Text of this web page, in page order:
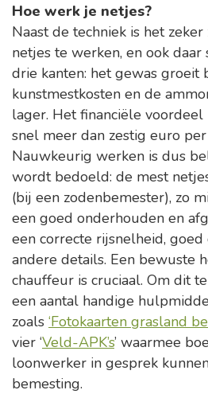
Hoe werk je netjes?
Naast de techniek is het
netjes te werken, en ook daar
drie kanten: het gewas groeit
kunstmestkosten en de
lager. Het financiële
snel meer dan zestig euro per
Nauwkeurig werken is dus
wordt bedoeld: de mest
(bij een zodenbemester), zo
een goed onderhouden en
een correcte rijsnelheid,
andere details. Een bewuste
chauffeur is cruciaal. Om dit
een aantal handige
zoals ‘Fotokaarten grasland
vier ‘Veld-APK’s’ waarmee
loonwerker in gesprek
bemesting.